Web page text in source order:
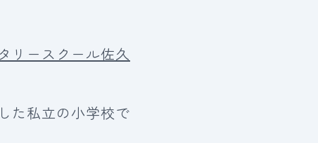
リースクール佐久
た私立の小学校で